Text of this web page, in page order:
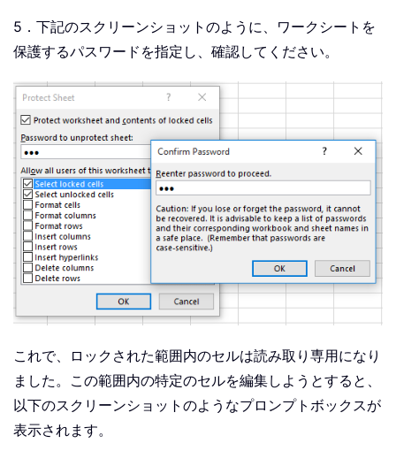
5．下記のスクリーンショットのように、ワークシートを
保護するパスワードを指定し、確認してください。
これで、ロックされた範囲内のセルは読み取り専用になり
ました。この範囲内の特定のセルを編集しようとすると、
以下のスクリーンショットのようなプロンプトボックスが
表示されます。